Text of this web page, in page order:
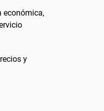
económica,
y